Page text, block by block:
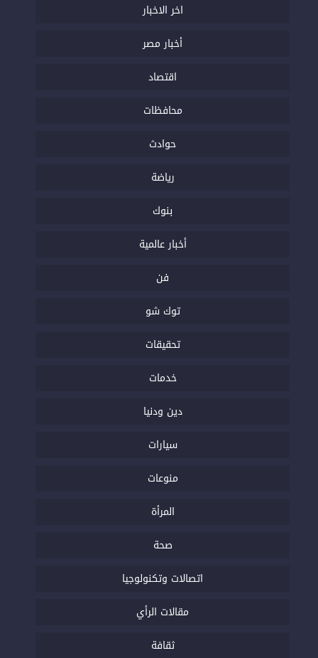
اخر الاخبار
أخبار مصر
اقتصاد
محافظات
حوادث
رياضة
بنوك
أخبار عالمية
فن
توك شو
تحقيقات
خدمات
دين ودنيا
سيارات
منوعات
المرأة
صحة
اتصالات وتكنولوجيا
مقالات الرأي
ثقافة